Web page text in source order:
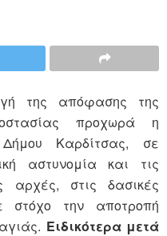
της απόφασης της
προχωρά η
Καρδίτσας, σε
αστυνομία και τις
αρχές, στις δασικές
στόχο την αποτροπή
Ειδικότερα μετά